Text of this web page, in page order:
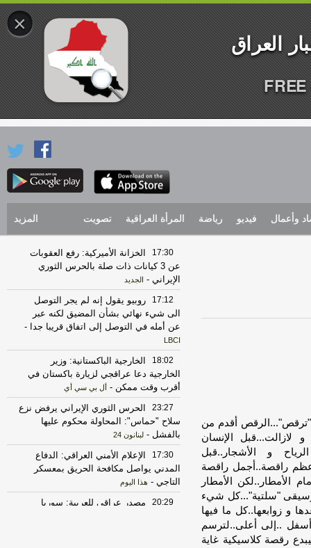
وأعمال فيديو رياضة المرأة العراقية تصويت المزيد
أقدم من
لازالت...قبل الإنسان
و الأشجار..قبل
أعظم راقصة..أجمل راقصة
الأمطار..لكن الأمطار
"سلتية"...كل شيء
و زوابعها..كل ما فيها
أسفل ..إلى أعلى..لترسم
رقصة كلاسيكية غاية
17:30
الخزانة الأميركية: رفع العقوبات
عن 3 كيانات ذات صلة بالحرس الثوري
الإيراني - الجديد
17:12
روبيو يقول إنه لم يجر التوصل
الى شيء نهائي بشأن المضيق لكنه عبر
عن أمله في التوصل إلى اتفاق قريبا جدا -
LBCI
18:02
الخارجية الباكستانية: وزير
الخارجية دعا عراقجي لزيارة باكستان في
أقرب وقت ممكن - أل بي سي أي
23:27
الحرس الثوري الإيراني يرفض نزع
سلاح "حماس": المحاولة محكوم عليها
بالفشل - لبنانون 24
17:30
‏الإعلام الأمني العراقي: الدفاع
المدني يواصل مكافحة الحريق بمعسكر
التاجي - هذا اليوم
20:29
‏مصدر عراقي للعربية: سوريا
×